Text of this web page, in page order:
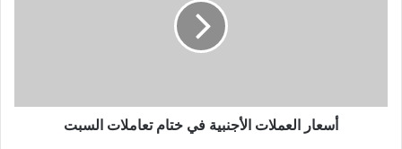
أسعار العملات الأجنبية في ختام تعاملات السبت